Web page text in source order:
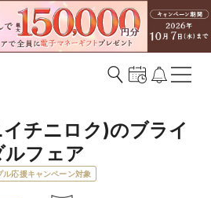
チニロク)のブライ
ルフェア
ル応援キャンペーン対象